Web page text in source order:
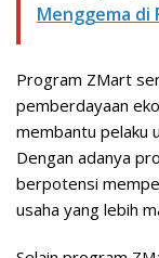
Menggema di
Program ZMart
pemberdayaan
membantu pelaku
Dengan adanya
berpotensi
usaha yang lebih